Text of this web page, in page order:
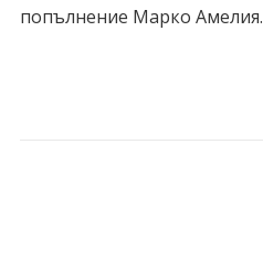
попълнение Марко Амелия.